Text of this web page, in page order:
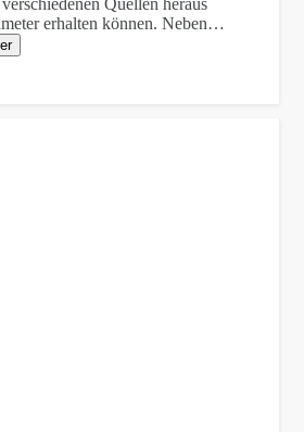
erhalten können. Neben…